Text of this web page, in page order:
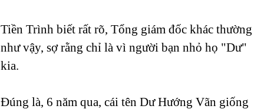
Tiền Trình biết rất rõ, Tổng giám đốc khác thường
như vậy, sợ rằng chỉ là vì người bạn nhỏ họ "Dư"
kia.
Đúng là, 6 năm qua, cái tên Dư Hướng Vãn giống